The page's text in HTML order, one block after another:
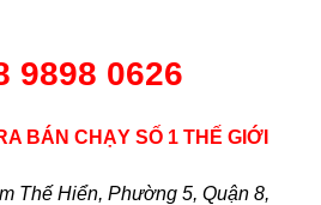
9898 0626
BÁN CHẠY SỐ 1 THẾ GIỚI
Thế Hiển, Phường 5, Quận 8,